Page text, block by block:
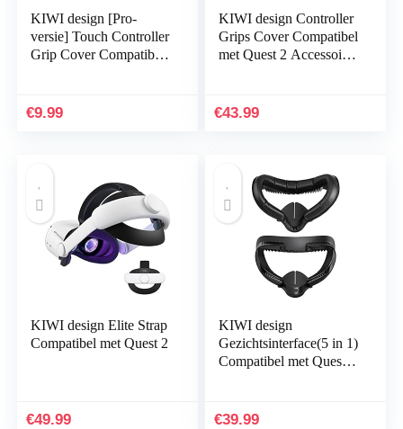
KIWI design [Pro-
versie] Touch Controller
Grip Cover Compatibel
Grip…
€9.99
KIWI design Controller
Grips Cover Compatibel
met Quest 2 Accessoires
Knokkelriemen…
€43.99
KIWI design Elite Strap
Compatibel met Quest 2
€49.99
KIWI design
Gezichtsinterface(5 in 1)
Compatibel met Quest 2
€39.99